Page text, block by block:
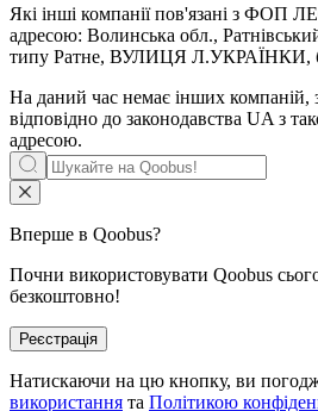
Які інші компанії пов'язані з ФОП
адресою: Волинська обл.,
типу Ратне, ВУЛИЦЯ Л.УКРАЇНКИ,
На даний час немає інших компаній,
відповідно до законодавства UA з
адресою.
Вперше в Qoobus?
Почни використовувати Qoobus
безкоштовно!
Реєстрація
Натискаючи на цю кнопку, ви
використання та Політикою